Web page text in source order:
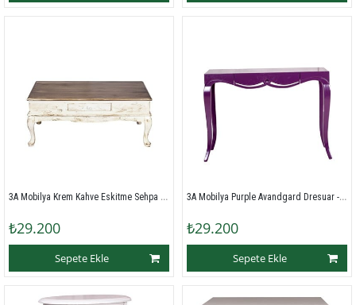
3A Mobilya Krem Kahve Eskitme Sehpa - Krem-Kahve
₺29.200
Sepete Ekle
3A Mobilya Purple Avandgard Dresuar - Mor
₺29.200
Sepete Ekle